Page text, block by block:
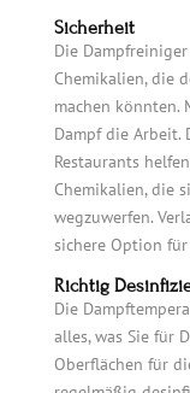
Sicherheit
Die
Chemikalien, die
machen könnten.
Dampf die Arbeit.
Restaurants
Chemikalien, die
wegzuwerfen.
sichere Option
Richtig
Die
alles, was Sie für
Oberflächen für